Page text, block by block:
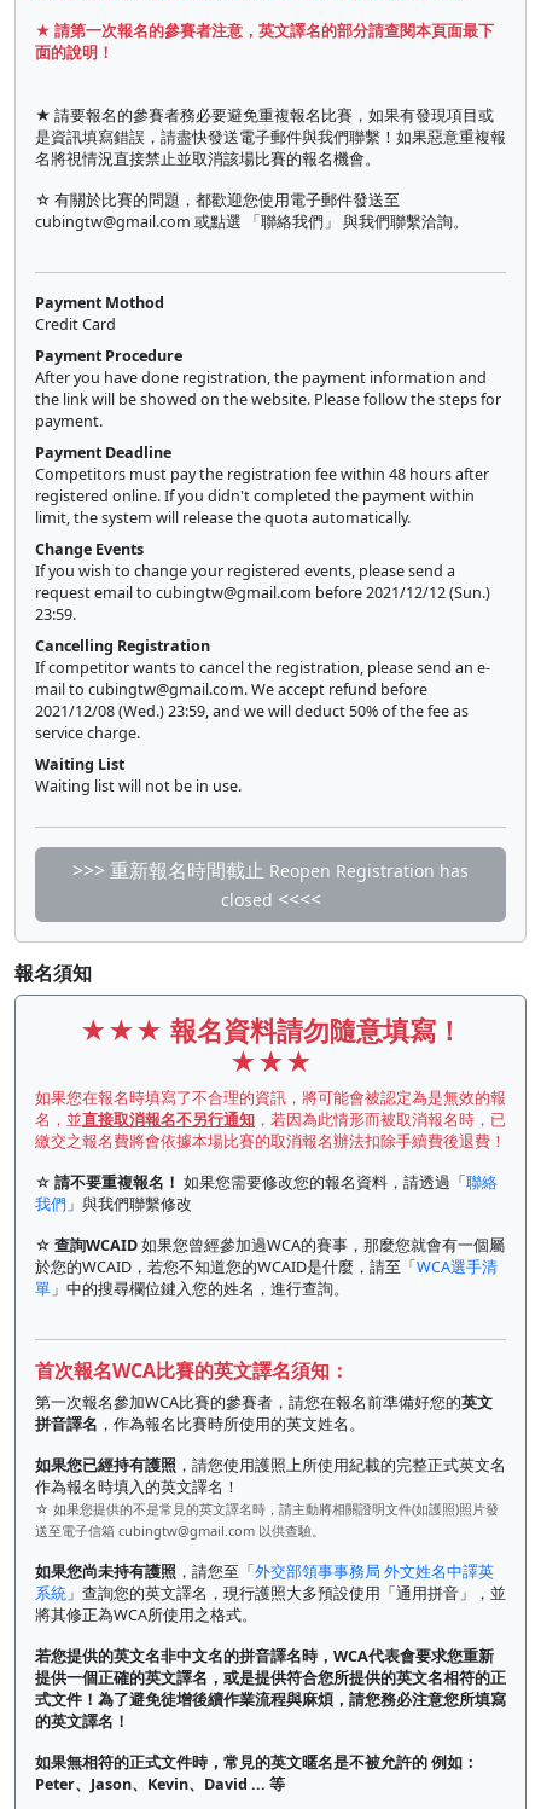
★ 請第一次報名的參賽者注意，英文譯名的部分請查閱本頁面最下
面的說明！
★ 請要報名的參賽者務必要避免重複報名比賽，如果有發現項目或
是資訊填寫錯誤，請盡快發送電子郵件與我們聯繫！如果惡意重複報
名將視情況直接禁止並取消該場比賽的報名機會。
☆ 有關於比賽的問題，都歡迎您使用電子郵件發送至
cubingtw@gmail.com 或點選 「聯絡我們」 與我們聯繫洽詢。
Payment Mothod
Credit Card
Payment Procedure
After you have done registration, the payment information and
the link will be showed on the website. Please follow the steps for
payment.
Payment Deadline
Competitors must pay the registration fee within 48 hours after
registered online. If you didn't completed the payment within
limit, the system will release the quota automatically.
Change Events
If you wish to change your registered events, please send a
request email to cubingtw@gmail.com before 2021/12/12 (Sun.)
23:59.
Cancelling Registration
If competitor wants to cancel the registration, please send an e-
mail to cubingtw@gmail.com. We accept refund before
2021/12/08 (Wed.) 23:59, and we will deduct 50% of the fee as
service charge.
Waiting List
Waiting list will not be in use.
>>> 重新報名時間截止 Reopen Registration has
closed <<<<
報名須知
★★★ 報名資料請勿隨意填寫！
★★★
如果您在報名時填寫了不合理的資訊，將可能會被認定為是無效的報
名，並直接取消報名不另行通知 ，若因為此情形而被取消報名時，已
繳交之報名費將會依據本場比賽的取消報名辦法扣除手續費後退費！
☆ 請不要重複報名！ 如果您需要修改您的報名資料，請透過「聯絡
我們 」與我們聯繫修改
☆ 查詢WCAID如果您曾經參加過WCA的賽事，那麼您就會有一個屬
於您的WCAID，若您不知道您的WCAID是什麼，請至「WCA選手清
單 」中的搜尋欄位鍵入您的姓名，進行查詢。
首次報名WCA比賽的英文譯名須知：
第一次報名參加WCA比賽的參賽者，請您在報名前準備好您的英文
拼音譯名 ，作為報名比賽時所使用的英文姓名。
如果您已經持有護照 ，請您使用護照上所使用紀載的完整正式英文名
作為報名時填入的英文譯名！
☆ 如果您提供的不是常見的英文譯名時，請主動將相關證明文件(如護照)照片發
送至電子信箱 cubingtw@gmail.com 以供查驗。
如果您尚未持有護照 ，請您至「外交部領事事務局 外文姓名中譯英
系統 」查詢您的英文譯名，現行護照大多預設使用「通用拼音」，並
將其修正為WCA所使用之格式。
若您提供的英文名非中文名的拼音譯名時，WCA代表會要求您重新
提供一個正確的英文譯名，或是提供符合您所提供的英文名相符的正
式文件！為了避免徒增後續作業流程與麻煩，請您務必注意您所填寫
的英文譯名！
如果無相符的正式文件時，常見的英文暱名是不被允許的 例如：
Peter、Jason、Kevin、David ... 等